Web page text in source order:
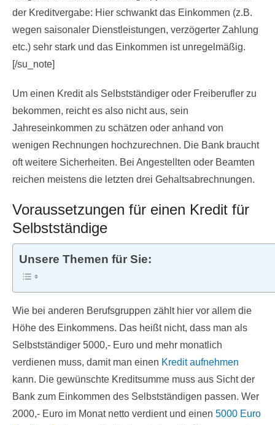
der Kreditvergabe: Hier schwankt das Einkommen (z.B.
wegen saisonaler Dienstleistungen, verzögerter Zahlung
etc.) sehr stark und das Einkommen ist unregelmäßig.
[/su_note]
Um einen Kredit als Selbstständiger oder Freiberufler zu
bekommen, reicht es also nicht aus, sein
Jahreseinkommen zu schätzen oder anhand von
wenigen Rechnungen hochzurechnen. Die Bank braucht
oft weitere Sicherheiten. Bei Angestellten oder Beamten
reichen meistens die letzten drei Gehaltsabrechnungen.
Voraussetzungen für einen Kredit für
Selbstständige
Unsere Themen für Sie:
Wie bei anderen Berufsgruppen zählt hier vor allem die
Höhe des Einkommens. Das heißt nicht, dass man als
Selbstständiger 5000,- Euro und mehr monatlich
verdienen muss, damit man einen Kredit aufnehmen
kann. Die gewünschte Kreditsumme muss aus Sicht der
Bank zum Einkommen des Selbstständigen passen. Wer
2000,- Euro im Monat netto verdient und einen 5000 Euro